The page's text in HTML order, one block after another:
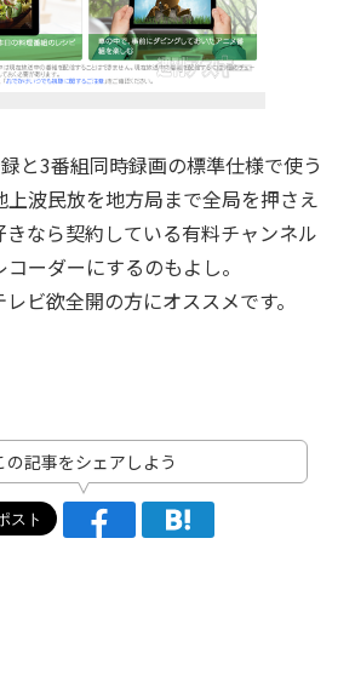
と3番組同時録画の標準仕様で使う
波民放を地方局まで全局を押さえ
きなら契約している有料チャンネル
ーダーにするのもよし。
ビ欲全開の方にオススメです。
の記事をシェアしよう